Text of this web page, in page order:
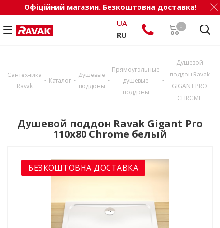
Офіційний магазин. Безкоштовна доставка!
0
UA
RU
Сантехника
Ravak
- Каталог -
Душевые
поддоны
-
Прямоугольные
душевые
поддоны
-
Душевой
поддон Ravak
GIGANT PRO
CHROME
Душевой поддон Ravak Gigant Pro
110x80 Chrome белый
БЕЗКОШТОВНА ДОСТАВКА